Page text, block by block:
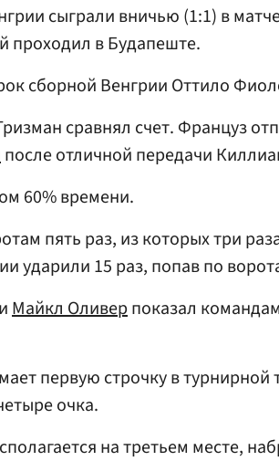
сыграли вничью (1:1) в
проходил в Будапеште.
сборной Венгрии Оттило
сравнял счет. Француз
после отличной передачи
60% времени.
пять раз, из которых три
ударили 15 раз, попав по
Майкл Оливерпоказал
первую строчку в турнирной
очка.
на третьем месте,